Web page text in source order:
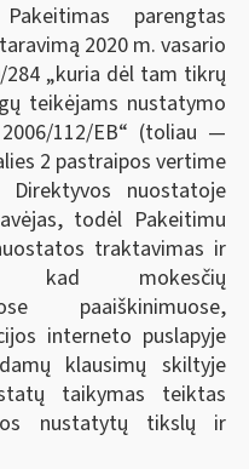
parengtas
2020 m. vasario
„kuria dėl tam tikrų
teikėjams nustatymo
112/EB“ (toliau —
2 pastraipos vertime
nuostatoje
todėl Pakeitimu
traktavimas ir
kad mokesčių
paaiškinimuose,
interneto puslapyje
klausimų skiltyje
taikymas teiktas
nustatytų tikslų ir